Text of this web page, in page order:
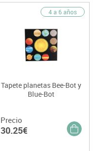
4 a 6 años
Tapete planetas Bee-Bot y
Blue-Bot
Precio
30.25€